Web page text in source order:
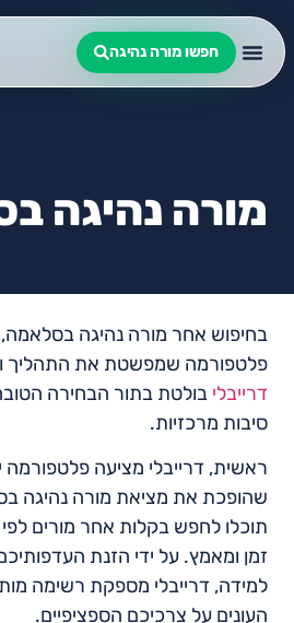
חפשו מורה נהיגה
מורה נהיגה
בחיפוש אחר מורה נהיגה
פלטפורמה שמפשטת את התהליך
דרייבלי בולטת בתור הבחירה
סיבות מרכזיות.
ראשית, דרייבלי מציעה
שהופכת את מציאת מורה נהיגה
תוכלו לחפש בקלות אחר מורים
זמן ומאמץ. על ידי הזנת העדפותיכם,
למידה, דרייבלי מספקת רשימה
העונים על צרכיכם הספציפיים.